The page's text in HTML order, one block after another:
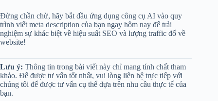
Đừng chần chừ, hãy bắt đầu ứng dụng công cụ AI vào quy
trình viết meta description của bạn ngay hôm nay để trải
nghiệm sự khác biệt về hiệu suất SEO và lượng traffic đổ về
website!
Lưu ý: Thông tin trong bài viết này chỉ mang tính chất tham
khảo. Để được tư vấn tốt nhất, vui lòng liên hệ trực tiếp với
chúng tôi để được tư vấn cụ thể dựa trên nhu cầu thực tế của
bạn.